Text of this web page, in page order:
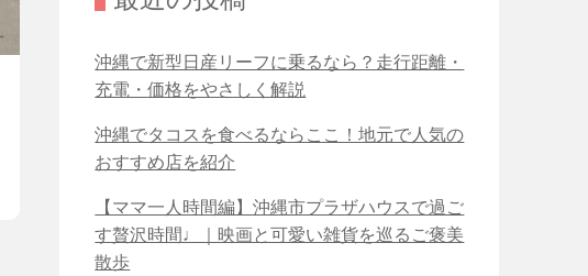
沖縄で新型日産リーフに乗るなら？走行距離・
充電・価格をやさしく解説
沖縄でタコスを食べるならここ！地元で人気の
おすすめ店を紹介
【ママ一人時間編】沖縄市プラザハウスで過ご
す贅沢時間♩｜映画と可愛い雑貨を巡るご褒美
散歩